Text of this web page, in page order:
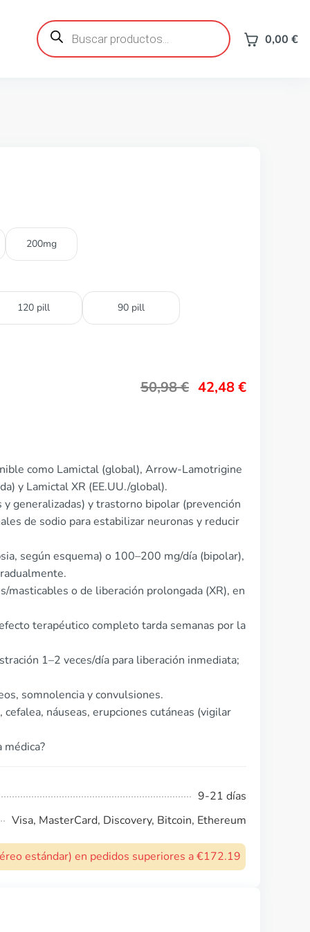
Búsqueda
de
productos 0,00 €
200mg
120 pill 90 pill
50,98€ 42,48€
como Lamictal (global), Arrow-Lamotrigine
y Lamictal XR (EE.UU./global).
generalizadas) y trastorno bipolar (prevención
de sodio para estabilizar neuronas y reducir
según esquema) o 100–200 mg/día (bipolar),
o de liberación prolongada (XR), en
terapéutico completo tarda semanas por la
1–2 veces/día para liberación inmediata;
somnolencia y convulsiones.
náuseas, erupciones cutáneas (vigilar
médica?
9-21 días
Visa, MasterCard, Discovery, Bitcoin, Ethereum
estándar) en pedidos superiores a €172.19